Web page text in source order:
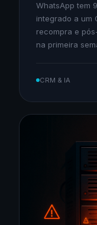
WhatsApp tem
integrado a um
recompra e
na primeira
CRM & IA